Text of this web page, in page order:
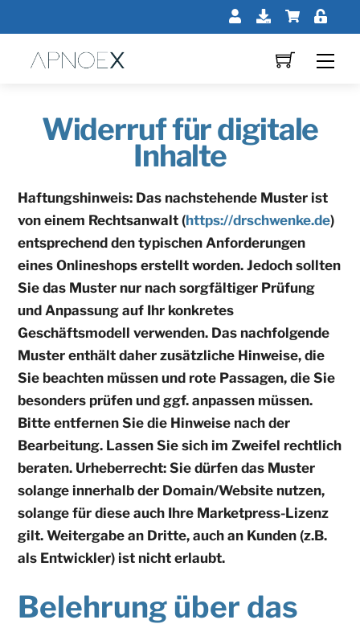
to
content
MeinDownloads
ShopLog
Widerruf für digitale
Inhalte
Haftungshinweis: Das nachstehende Muster ist
von einem Rechtsanwalt (https://drschwenke.de)
entsprechend den typischen Anforderungen
eines Onlineshops erstellt worden. Jedoch sollten
Sie das Muster nur nach sorgfältiger Prüfung
und Anpassung auf Ihr konkretes
Geschäftsmodell verwenden. Das nachfolgende
Muster enthält daher zusätzliche Hinweise, die
Sie beachten müssen und rote Passagen, die Sie
besonders prüfen und ggf. anpassen müssen.
Bitte entfernen Sie die Hinweise nach der
Bearbeitung. Lassen Sie sich im Zweifel rechtlich
beraten. Urheberrecht: Sie dürfen das Muster
solange innerhalb der Domain/Website nutzen,
solange für diese auch Ihre Marketpress-Lizenz
gilt. Weitergabe an Dritte, auch an Kunden (z.B.
als Entwickler) ist nicht erlaubt.
Belehrung über das